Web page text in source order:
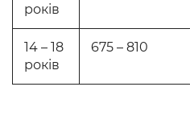
років
14 – 18
років
675 – 810